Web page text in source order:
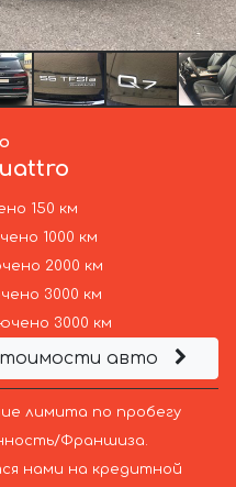
150 км
1000 км
2000 км
3000 км
3000 км
авто
лимита по пробегу
Франшиза.
нами на кредитной